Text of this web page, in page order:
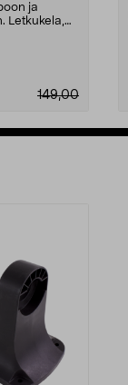
ja
Letkukela,
149,00